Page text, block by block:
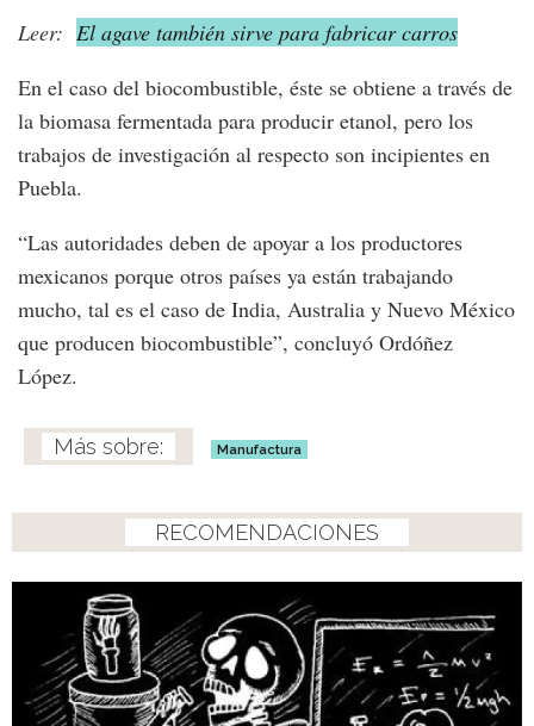
Leer: El agave también sirve para fabricar carros
En el caso del biocombustible, éste se obtiene a través de
la biomasa fermentada para producir etanol, pero los
trabajos de investigación al respecto son incipientes en
Puebla.
“Las autoridades deben de apoyar a los productores
mexicanos porque otros países ya están trabajando
mucho, tal es el caso de India, Australia y Nuevo México
que producen biocombustible”, concluyó Ordóñez
López.
Manufactura
RECOMENDACIONES